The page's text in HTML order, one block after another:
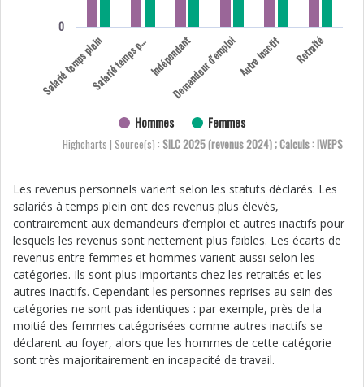
Hommes Femmes
0
Highcharts | Source(s) : SILC 2025 (revenus 2024) ; Calculs : IWEPS
Salarié temps plein S
a
l
a
r
i
é
t
e
m
p
s
pa
r
t
i
e
l IndépendantDemandeur d'emploiAutre inactif Retraité
Les revenus personnels varient selon les statuts déclarés. Les
salariés à temps plein ont des revenus plus élevés,
contrairement aux demandeurs d’emploi et autres inactifs pour
lesquels les revenus sont nettement plus faibles. Les écarts de
revenus entre femmes et hommes varient aussi selon les
catégories. Ils sont plus importants chez les retraités et les
autres inactifs. Cependant les personnes reprises au sein des
catégories ne sont pas identiques : par exemple, près de la
moitié des femmes catégorisées comme autres inactifs se
déclarent au foyer, alors que les hommes de cette catégorie
sont très majoritairement en incapacité de travail.